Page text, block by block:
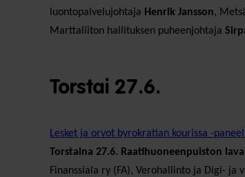
luontopalvelujohtaja Henrik Jansson,
Marttaliiton hallituksen puheenjohtaja
Torstai 27.6.
Lesket ja orvot byrokratian kourissa -
Torstaina 27.6. Raatihuoneenpuiston
Finanssiala ry (FA), Verohallinto ja Digi-